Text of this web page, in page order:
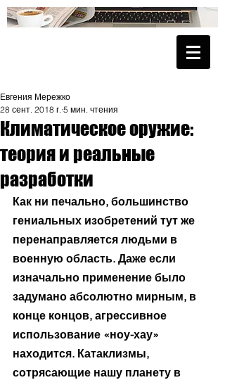
Климатическое оружие:
теория и реальные
разработки
Евгения Мережко
28 сент. 2018 г. 5 мин. чтения
Как ни печально, большинство
гениальных изобретений тут же
перенаправляется людьми в
военную область. Даже если
изначально применение было
задумано абсолютно мирным, в
конце концов, агрессивное
использование «ноу-хау»
находится. Катаклизмы,
сотрясающие нашу планету в